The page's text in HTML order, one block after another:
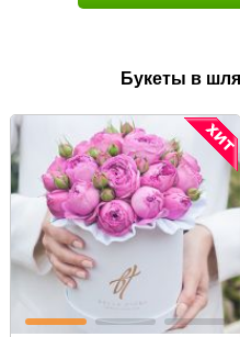
Букеты в